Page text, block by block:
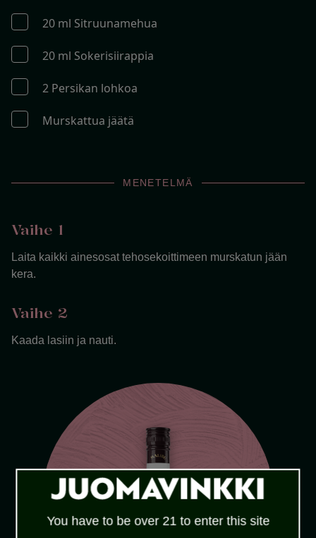
20 ml Sitruunamehua
20 ml Sokerisiirappia
2 Persikan lohkoa
Murskattua jäätä
MENETELMÄ
Vaihe 1
Laita kaikki ainesosat tehosekoittimeen murskatun jään
kera.
Vaihe 2
Kaada lasiin ja nauti.
You have to be over 21 to enter this site